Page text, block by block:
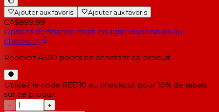
Ajouter aux favoris Ajouter aux favoris
CA$899.99
Options de financement en ligne disponibles au
checkout
Recevez 4500 points en achetant ce produit
Utilisez le code RED10 au checkout pour 10% de rabais
sur ce produit
−
+